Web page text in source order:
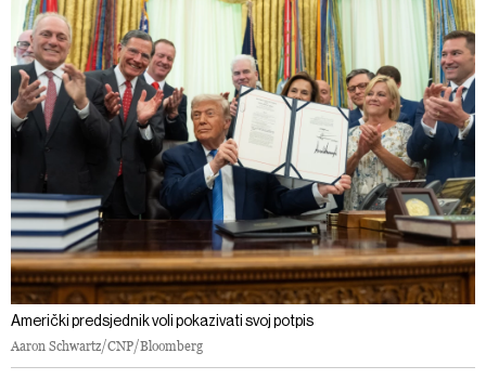
Američki predsjednik voli pokazivati svoj potpis
Aaron Schwartz/CNP/Bloomberg